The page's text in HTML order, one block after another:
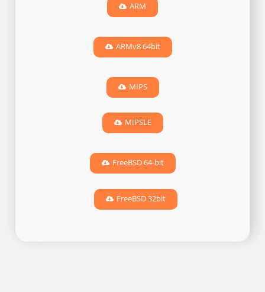
ARM
ARMv8 64bit
MIPS
MIPSLE
FreeBSD 64-bit
FreeBSD 32bit